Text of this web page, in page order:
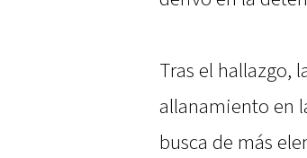
Tras el hallazgo,
allanamiento en
busca de más